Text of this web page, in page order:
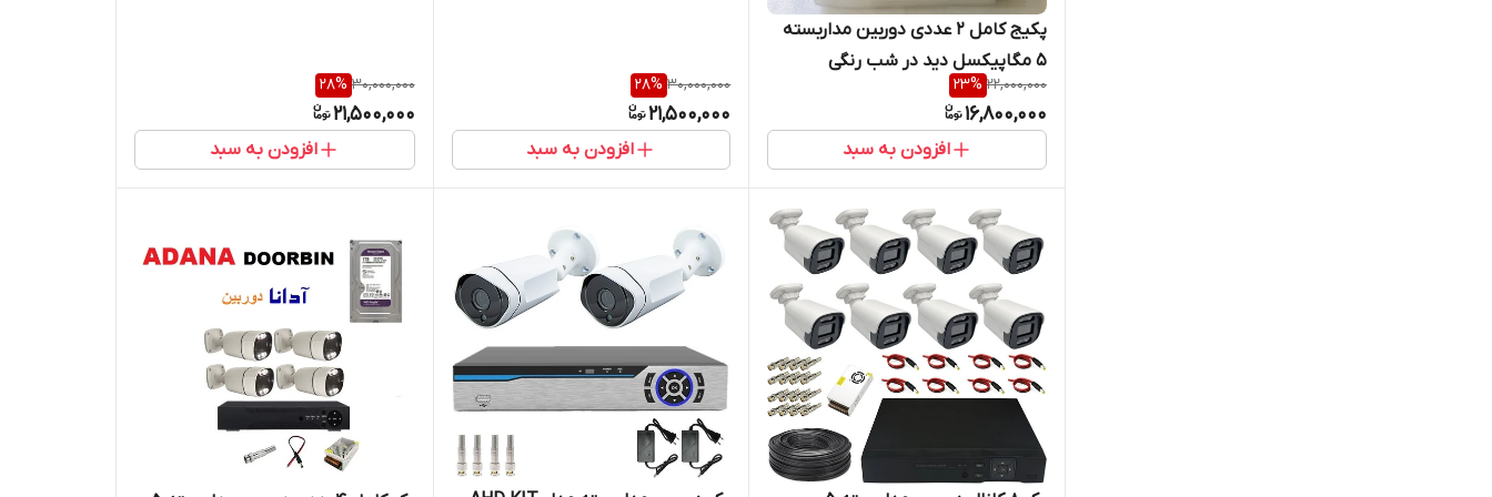
پکیج کامل 2 عددی دوربین مداربسته
5 مگاپیکسل دید در شب رنگی
22,000,000
23%
16,800,000
افزودن به سبد
30,000,000
28%
21,500,000
افزودن به سبد
30,000,000
28%
21,500,000
افزودن به سبد